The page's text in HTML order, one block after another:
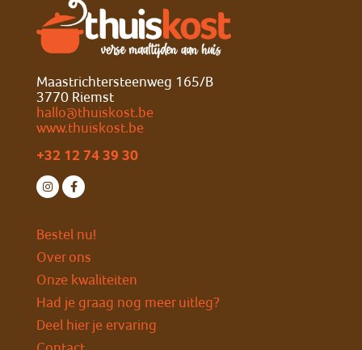
Maastrichtersteenweg 165/B
3770 Riemst
hallo@thuiskost.be
www.thuiskost.be
+32 12 74 39 30
Bestel nu!
Over ons
Onze kwaliteiten
Had je graag nog meer uitleg?
Deel hier je ervaring